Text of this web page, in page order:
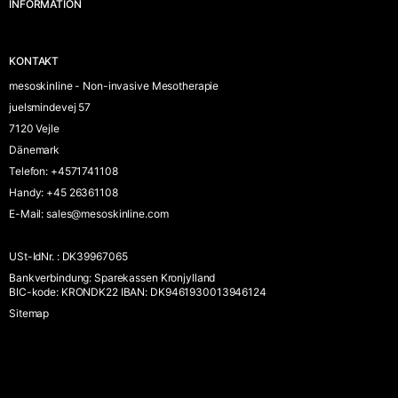
INFORMATION
KONTAKT
mesoskinline - Non-invasive Mesotherapie
juelsmindevej 57
7120 Vejle
Dänemark
Telefon: +4571741108
Handy: +45 26361108
E-Mail: sales@mesoskinline.com
USt-IdNr. :DK39967065
Bankverbindung: Sparekassen Kronjylland
BIC-kode: KRONDK22 IBAN: DK9461930013946124
Sitemap